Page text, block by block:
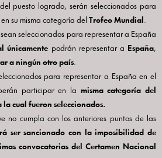
puesto logrado, serán seleccionados para
su misma categoría del Trofeo Mundial.
seleccionados para representar a España
únicamente podrán representar a España,
a ningún otro país.
para representar a España en el
participar en la misma categoría del
cual fueron seleccionados.
no cumpla con los anteriores puntos de las
ser sancionado con la imposibilidad de
convocatorias del Certamen Nacional